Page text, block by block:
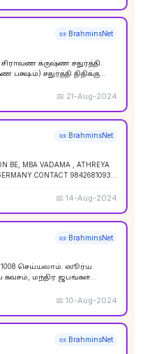
📜 BrahminsNet
சதுர்த்தி திதிக்கு
📅 21-Aug-2024
📜 BrahminsNet
BE, MBA VADAMA , ATHREYA
CONTACT 9842681093 /
📅14-Aug-2024
📜 BrahminsNet
1008 செய்யலாம். ஸூர்ய
மந்திர ஜபங்கள்
📅10-Aug-2024
📜 BrahminsNet